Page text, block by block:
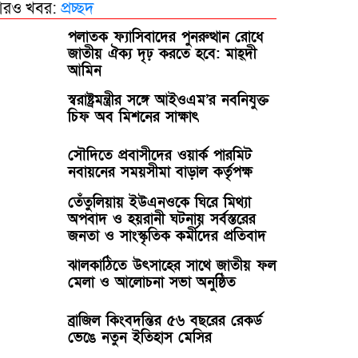
খবর: প্রচ্ছদ
পলাতক ফ্যাসিবাদের পুনরুত্থান রোধে
জাতীয় ঐক্য দৃঢ় করতে হবে: মাহ্দী
আমিন
স্বরাষ্ট্রমন্ত্রীর সঙ্গে আইওএম’র নবনিযুক্ত
চিফ অব মিশনের সাক্ষাৎ
সৌদিতে প্রবাসীদের ওয়ার্ক পারমিট
নবায়নের সময়সীমা বাড়াল কর্তৃপক্ষ
তেঁতুলিয়ায় ইউএনওকে ঘিরে মিথ্যা
অপবাদ ও হয়রানী ঘটনায় সর্বস্তরের
জনতা ও সাংস্কৃতিক কর্মীদের প্রতিবাদ
ঝালকাঠিতে উৎসাহের সাথে জাতীয় ফল
মেলা ও আলোচনা সভা অনুষ্ঠিত
ব্রাজিল কিংবদন্তির ৫৬ বছরের রেকর্ড
ভেঙে নতুন ইতিহাস মেসির